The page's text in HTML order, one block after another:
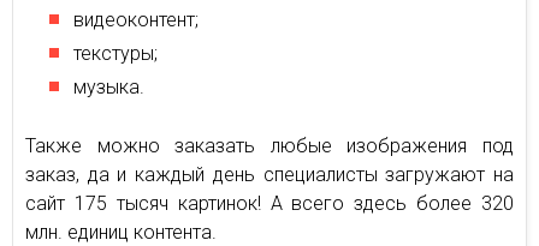
видеоконтент;
текстуры;
музыка.
Также можно заказать любые изображения под
заказ, да и каждый день специалисты загружают на
сайт 175 тысяч картинок! А всего здесь более 320
млн. единиц контента.